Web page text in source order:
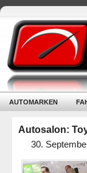
AUTOMARKEN
Autosalon:
30.